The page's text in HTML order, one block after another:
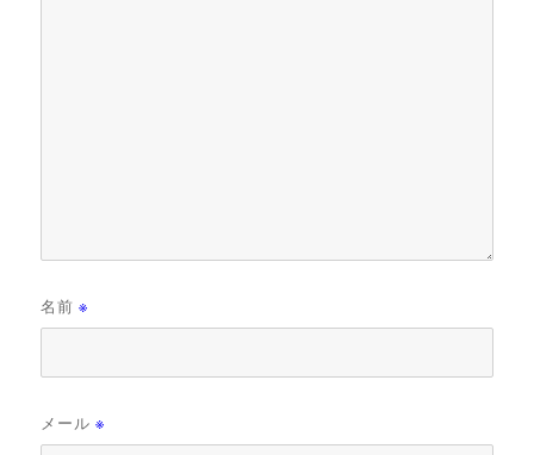
名前※
メール※